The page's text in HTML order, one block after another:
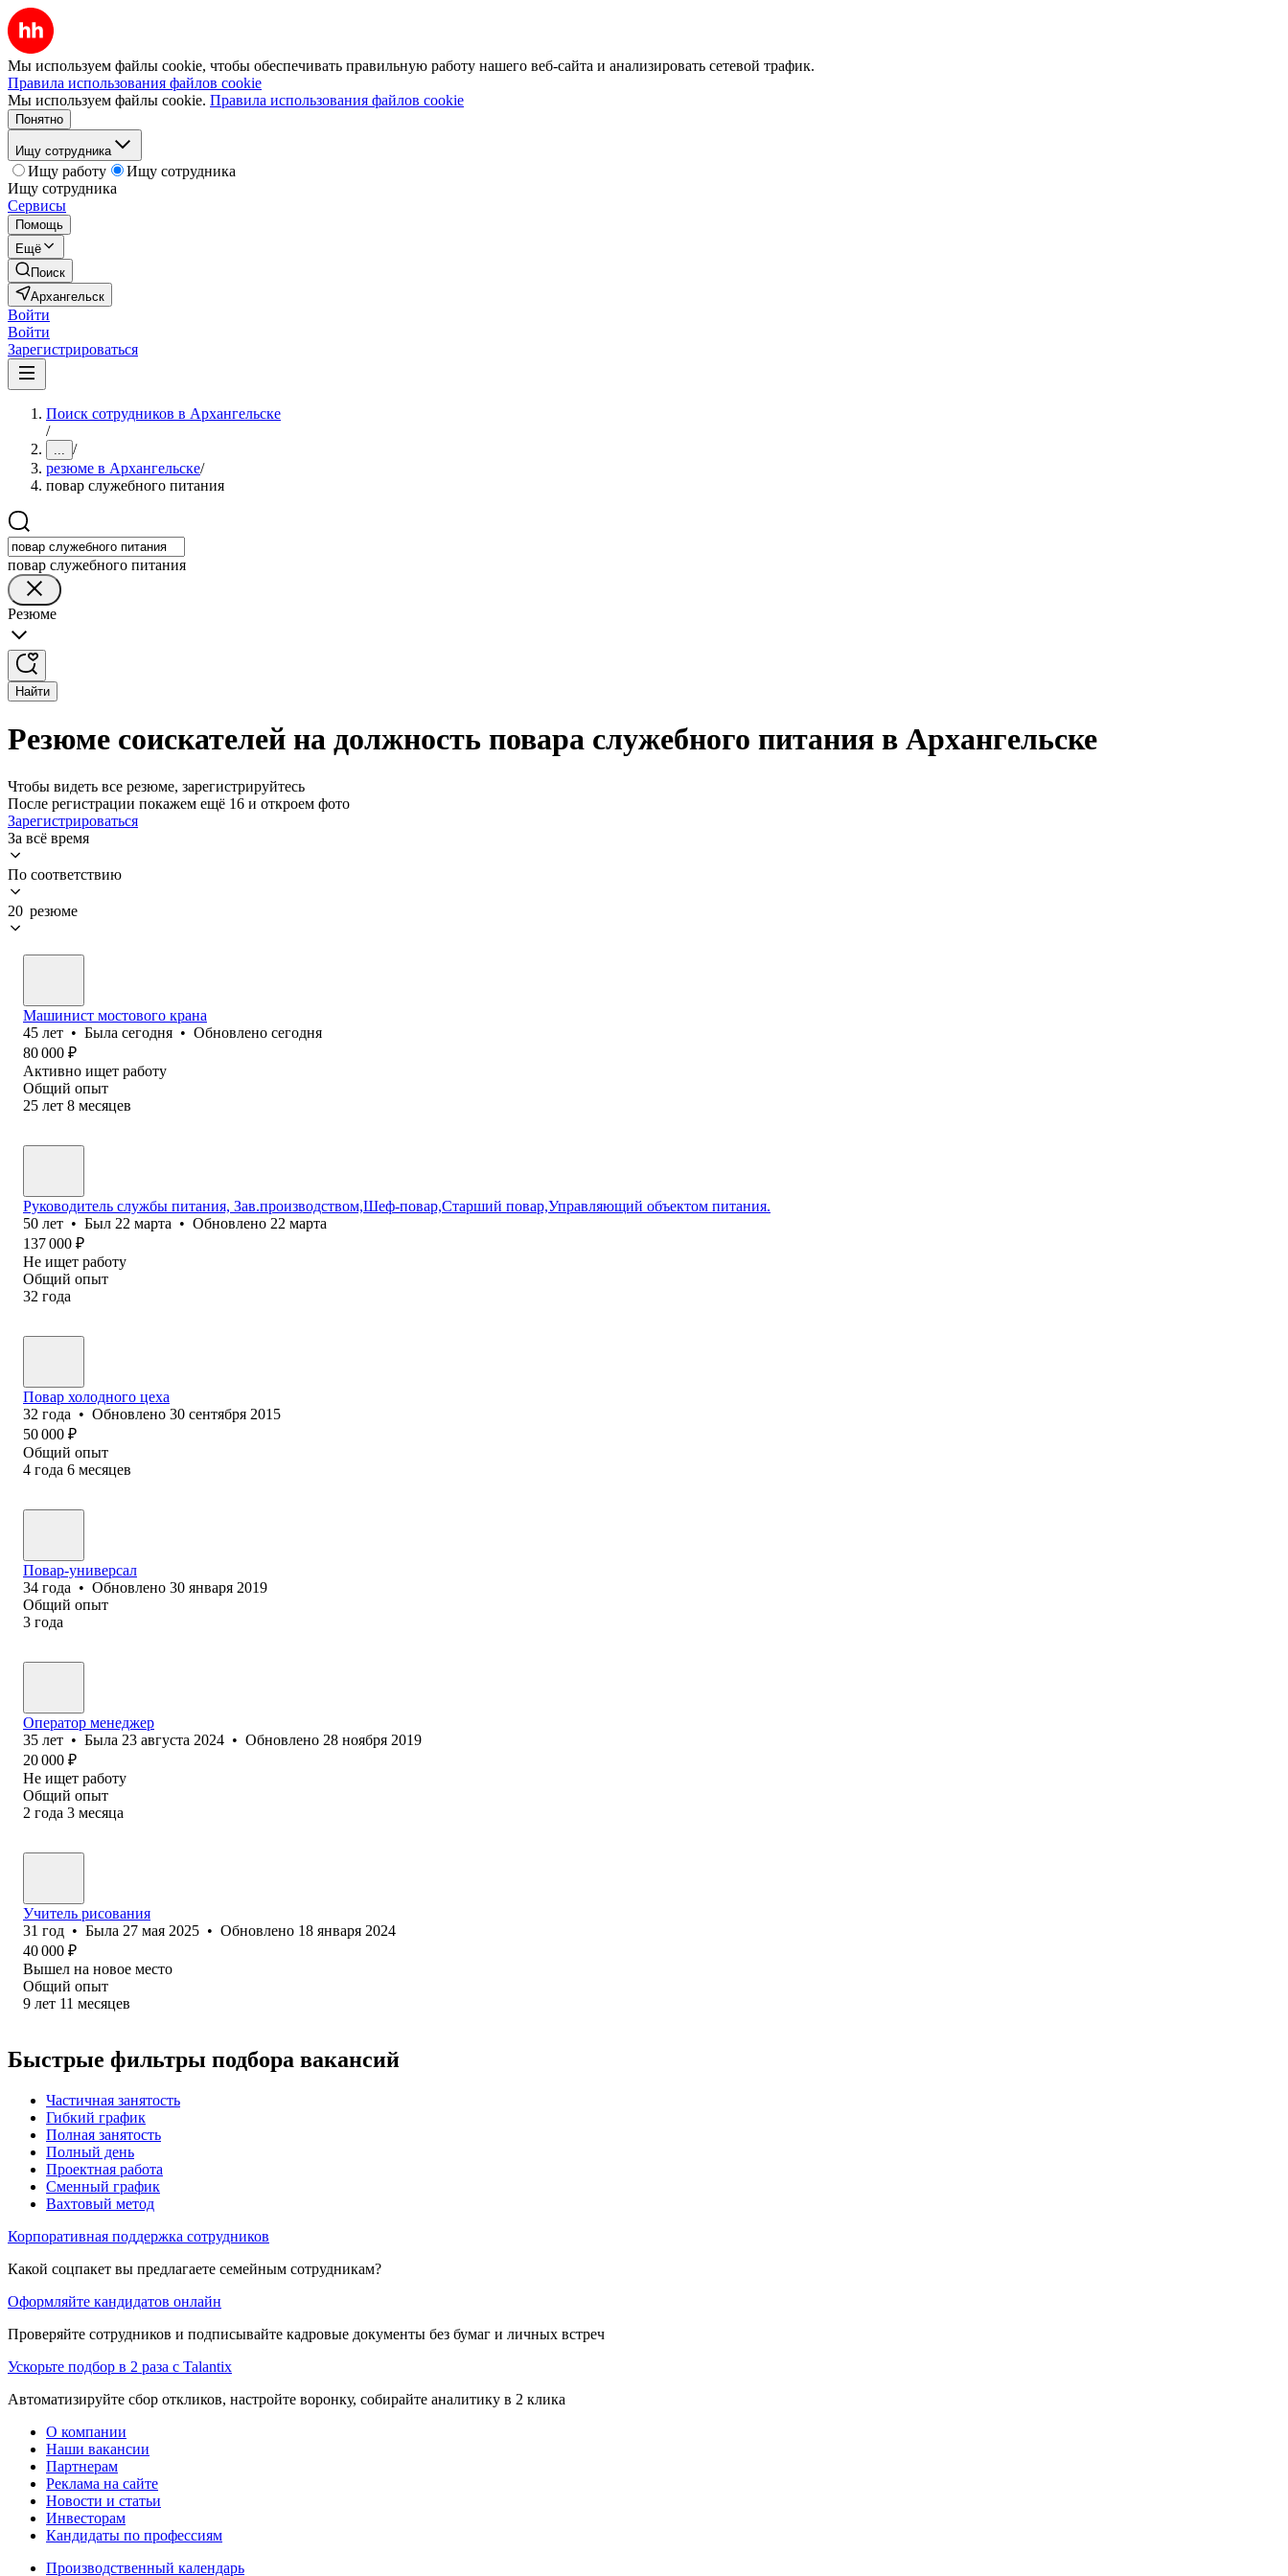
Мы используем файлы cookie, чтобы обеспечивать правильную работу нашего веб-сайта и анализировать сетевой трафик.
Правила использования файлов cookie
Мы используем файлы cookie. Правила использования файлов cookie
Понятно
Ищу сотрудника
Ищу работу
Ищу сотрудника
Ищу сотрудника
Сервисы
Помощь
Ещё
Поиск
Архангельск
Войти
Войти
Зарегистрироваться
Поиск сотрудников в Архангельске
/
... /
резюме в Архангельске/
повар служебного питания
повар служебного питания
Резюме
Найти
Резюме соискателей на должность повара служебного питания в Архангельске
Чтобы видеть все резюме, зарегистрируйтесь
После регистрации покажем ещё 16 и откроем фото
Зарегистрироваться
За всё время
По соответствию
20 резюме
Машинист мостового крана
45 лет • Была сегодня • Обновлено сегодня
80 000 ₽
Активно ищет работу
Общий опыт
25 лет 8 месяцев
Руководитель службы питания, Зав.производством,Шеф-повар,Старший повар,Управляющий объектом питания.
50 лет • Был 22 марта • Обновлено 22 марта
137 000 ₽
Не ищет работу
Общий опыт
32 года
Повар холодного цеха
32 года • Обновлено 30 сентября 2015
50 000 ₽
Общий опыт
4 года 6 месяцев
Повар-универсал
34 года • Обновлено 30 января 2019
Общий опыт
3 года
Оператор менеджер
35 лет • Была 23 августа 2024 • Обновлено 28 ноября 2019
20 000 ₽
Не ищет работу
Общий опыт
2 года 3 месяца
Учитель рисования
31 год • Была 27 мая 2025 • Обновлено 18 января 2024
40 000 ₽
Вышел на новое место
Общий опыт
9 лет 11 месяцев
Быстрые фильтры подбора вакансий
Частичная занятость
Гибкий график
Полная занятость
Полный день
Проектная работа
Сменный график
Вахтовый метод
Корпоративная поддержка сотрудников
Какой соцпакет вы предлагаете семейным сотрудникам?
Оформляйте кандидатов онлайн
Проверяйте сотрудников и подписывайте кадровые документы без бумаг и личных встреч
Ускорьте подбор в 2 раза с Talantix
Автоматизируйте сбор откликов, настройте воронку, собирайте аналитику в 2 клика
О компании
Наши вакансии
Партнерам
Реклама на сайте
Новости и статьи
Инвесторам
Кандидаты по профессиям
Производственный календарь